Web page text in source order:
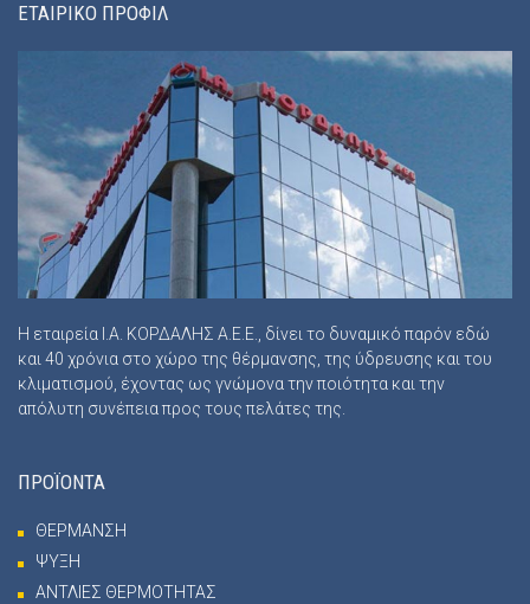
ΕΤΑΙΡΙΚΟ ΠΡΟΦΙΛ
Η εταιρεία Ι.Α. ΚΟΡΔΑΛΗΣ Α.Ε.Ε., δίνει το δυναμικό παρόν εδώ
και 40 χρόνια στο χώρο της θέρμανσης, της ύδρευσης και του
κλιματισμού, έχοντας ως γνώμονα την ποιότητα και την
απόλυτη συνέπεια προς τους πελάτες της.
ΠΡΟΪΟΝΤΑ
ΘΕΡΜΑΝΣΗ
ΨΥΞΗ
ΑΝΤΛΙΕΣ ΘΕΡΜΟΤΗΤΑΣ